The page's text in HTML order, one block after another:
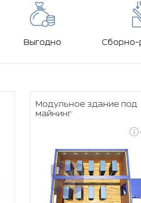
Выгодно Сборно-
Модульное здание под
майнинг